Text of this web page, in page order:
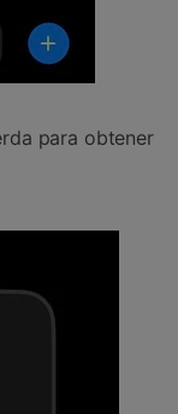
para obtener